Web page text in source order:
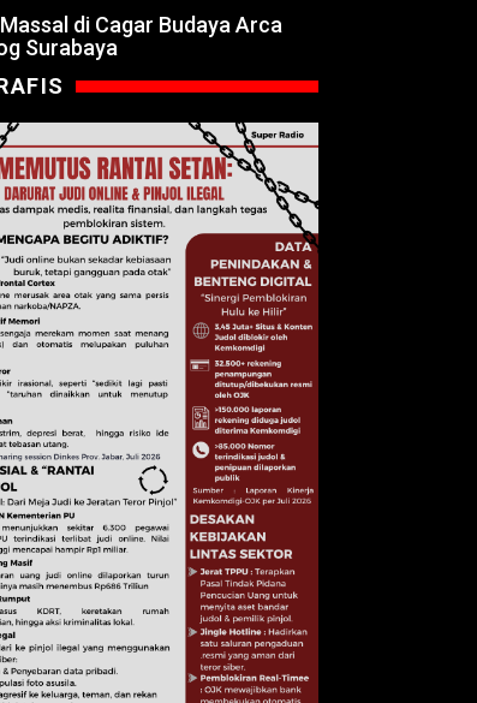
di Cagar Budaya Arca
Surabaya